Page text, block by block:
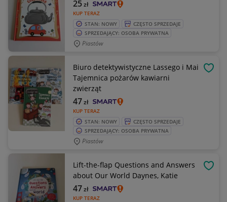
KUP TERAZ
25zł
STAN: NOWY
CZĘSTO SPRZEDAJE
SPRZEDAJĄCY: OSOBA PRYWATNA
Piastów
Biuro detektywistyczne Lassego i Mai
Tajemnica pożarów kawiarni
zwierząt
KUP TERAZ
47zł
STAN: NOWY
CZĘSTO SPRZEDAJE
SPRZEDAJĄCY: OSOBA PRYWATNA
Piastów
Lift-the-flap Questions and Answers
about Our World Daynes, Katie
KUP TERAZ
47zł